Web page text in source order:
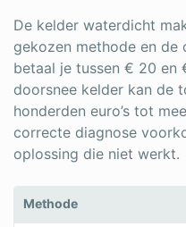
De kelder waterdicht
gekozen methode en de
betaal je tussen € 20 en
doorsnee kelder kan de
honderden euro’s tot
correcte diagnose
oplossing die niet werkt.
Methode